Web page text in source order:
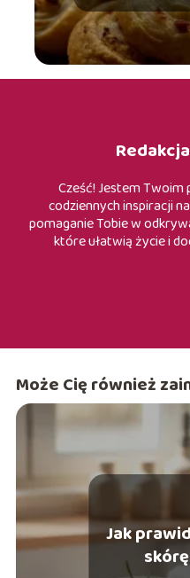
Cześć! Jestem
codziennych inspiracji
pomaganie Tobie w
które ułatwią życie i
Może Cię również
Jak